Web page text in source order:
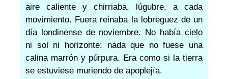
aire caliente y chirriaba, lúgubre, a cada
movimiento. Fuera reinaba la lobreguez de un
día londinense de noviembre. No había cielo
ni sol ni horizonte: nada que no fuese una
calina marrón y púrpura. Era como si la tierra
se estuviese muriendo de apoplejía.